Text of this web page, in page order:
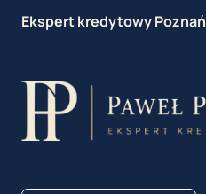
Ekspert kredytowy Poznań